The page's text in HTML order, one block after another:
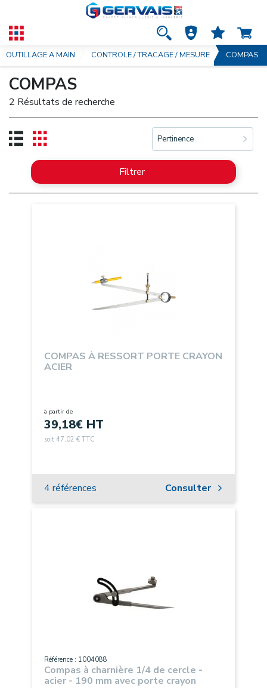
OUTILLAGE A MAIN CONTROLE / TRACAGE / MESURE COMPAS
COMPAS
2 Résultats de recherche
Pertinence
Filtrer
COMPAS À RESSORT PORTE CRAYON
ACIER
à partir de
39,18€ HT
soit 47,02 € TTC
4 références Consulter
Référence : 1004088
Compas à charnière 1/4 de cercle -
acier - 190 mm avec porte crayon